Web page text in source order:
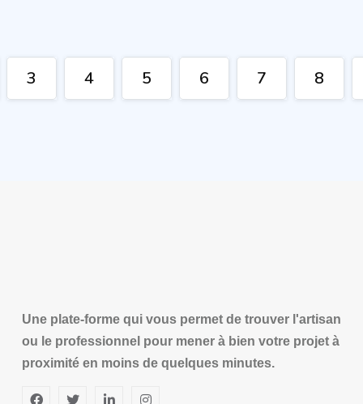
3 4 5 6 7 8
Une plate-forme qui vous permet de trouver l'artisan
ou le professionnel pour mener à bien votre projet à
proximité en moins de quelques minutes.